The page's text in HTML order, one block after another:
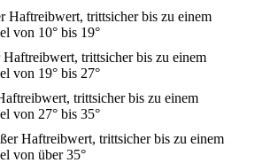
Haftreibwert, trittsicher bis zu einem
von 10° bis 19°
trittsicher bis zu einem
von 19° bis 27°
trittsicher bis zu einem
von 27° bis 35°
Haftreibwert, trittsicher bis zu einem
von über 35°